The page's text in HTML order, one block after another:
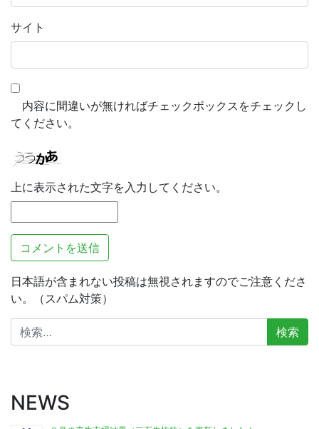
サイト
内容に間違いが無ければチェックボックスをチェックし
てください。
上に表示された文字を入力してください。
日本語が含まれない投稿は無視されますのでご注意くださ
い。（スパム対策）
検
索:
NEWS